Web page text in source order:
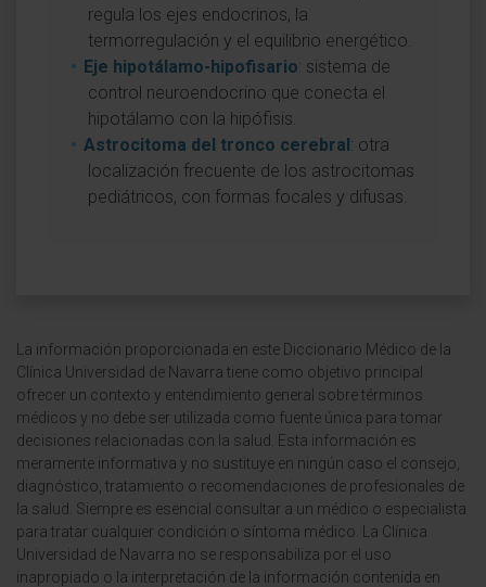
regula los ejes endocrinos, la
termorregulación y el equilibrio energético.
Eje hipotálamo-hipofisario: sistema de
control neuroendocrino que conecta el
hipotálamo con la hipófisis.
Astrocitoma del tronco cerebral: otra
localización frecuente de los astrocitomas
pediátricos, con formas focales y difusas.
La información proporcionada en este Diccionario Médico de la
Clínica Universidad de Navarra tiene como objetivo principal
ofrecer un contexto y entendimiento general sobre términos
médicos y no debe ser utilizada como fuente única para tomar
decisiones relacionadas con la salud. Esta información es
meramente informativa y no sustituye en ningún caso el consejo,
diagnóstico, tratamiento o recomendaciones de profesionales de
la salud. Siempre es esencial consultar a un médico o especialista
para tratar cualquier condición o síntoma médico. La Clínica
Universidad de Navarra no se responsabiliza por el uso
inapropiado o la interpretación de la información contenida en